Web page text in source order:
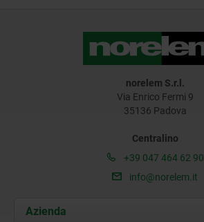
norelem S.r.l.
Via Enrico Fermi 9
35136 Padova
Centralino
+39 047 464 62 90
info@norelem.it
Azienda